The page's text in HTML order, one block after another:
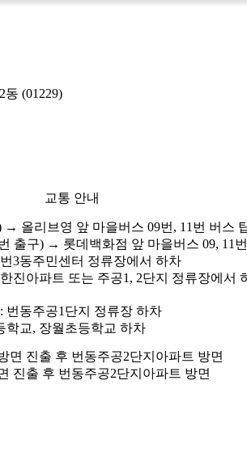
동 (01229)
교통 안내
→ 올리브영 앞 마을버스 09번, 11번 버스
출구) → 롯데백화점 앞 마을버스 09, 11
3동주민센터 정류장에서 하차
진아파트 또는 주공1, 2단지 정류장에서
: 번동주공1단지 정류장 하차
학교, 장월초등학교 하차
면 진출 후 번동주공2단지아파트 방면
진출 후 번동주공2단지아파트 방면